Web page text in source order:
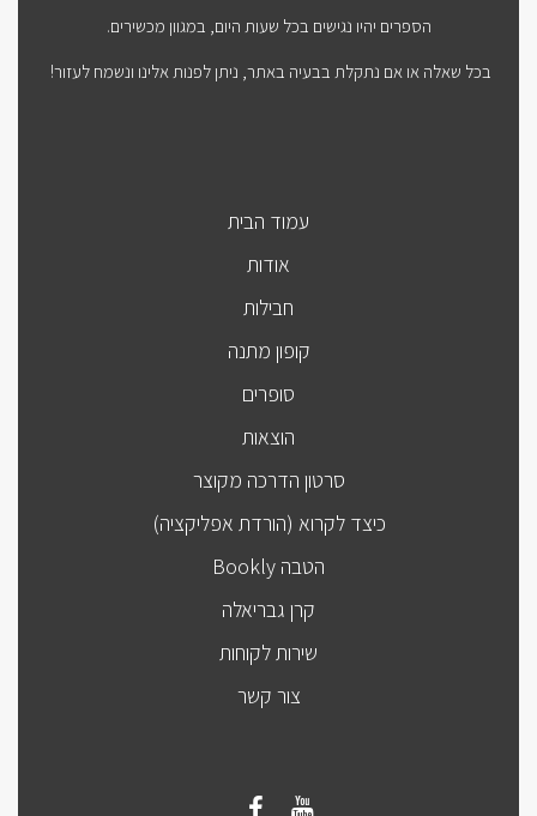
הספרים יהיו נגישים בכל שעות היום, במגוון מכשירים.
בכל שאלה או אם נתקלת בבעיה באתר, ניתן לפנות אלינו ונשמח לעזור!
עמוד הבית
אודות
חבילות
קופון מתנה
סופרים
הוצאות
סרטון הדרכה מקוצר
כיצד לקרוא (הורדת אפליקציה)
הטבה Bookly
קרן גבריאלה
שירות לקוחות
צור קשר